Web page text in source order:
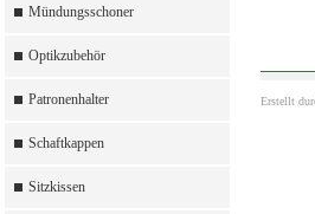
Mündungsschoner
Optikzubehör
Patronenhalter
Schaftkappen
Sitzkissen
Erstellt